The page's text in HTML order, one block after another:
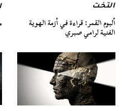
التخت
ألبوم القمر: قراءة في أزمة الهوية
الفنية لرامي صبري